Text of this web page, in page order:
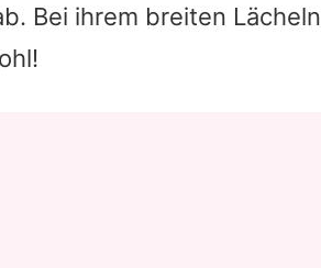
Bei ihrem breiten Lächeln